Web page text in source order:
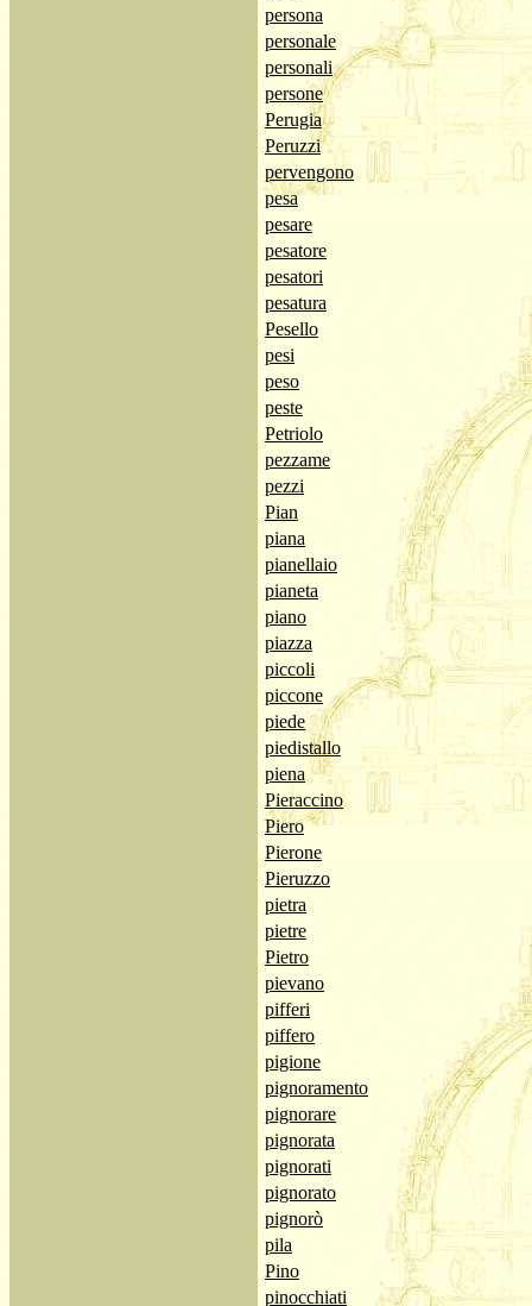
persona
personale
personali
persone
Perugia
Peruzzi
pervengono
pesa
pesare
pesatore
pesatori
pesatura
Pesello
pesi
peso
peste
Petriolo
pezzame
pezzi
Pian
piana
pianellaio
pianeta
piano
piazza
piccoli
piccone
piede
piedistallo
piena
Pieraccino
Piero
Pierone
Pieruzzo
pietra
pietre
Pietro
pievano
pifferi
piffero
pigione
pignoramento
pignorare
pignorata
pignorati
pignorato
pignorò
pila
Pino
pinocchiati